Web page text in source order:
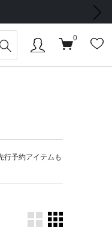
次の画像
0
行予約アイテムも